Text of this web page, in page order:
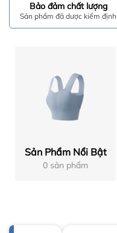
Bảo đảm chất lượng
Sản phẩm đã dược kiểm định
Sản Phẩm Nổi Bật
0 sản phẩm